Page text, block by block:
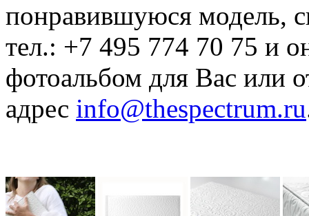
понравившуюся модель,
тел.: +7 495 774 70 75 и
фотоальбом для Вас или
адрес info@thespectrum.ru